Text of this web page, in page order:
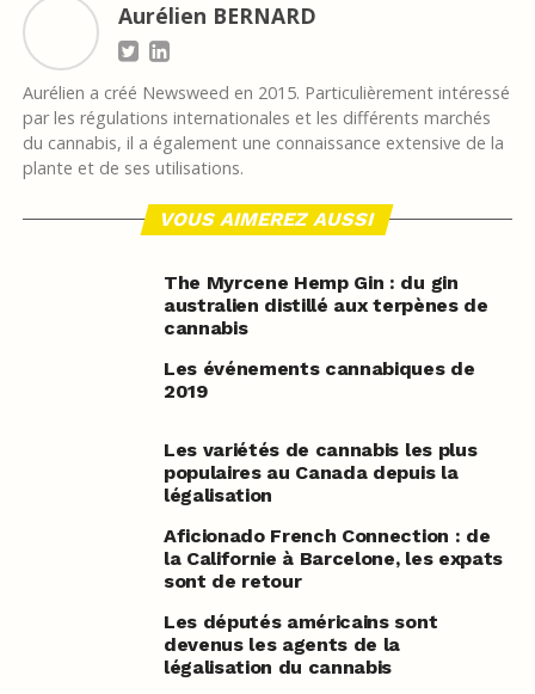
Aurélien BERNARD
Aurélien a créé Newsweed en 2015. Particulièrement intéressé
par les régulations internationales et les différents marchés
du cannabis, il a également une connaissance extensive de la
plante et de ses utilisations.
VOUS AIMEREZ AUSSI
The Myrcene Hemp Gin : du gin
australien distillé aux terpènes de
cannabis
Les événements cannabiques de
2019
Les variétés de cannabis les plus
populaires au Canada depuis la
légalisation
Aficionado French Connection : de
la Californie à Barcelone, les expats
sont de retour
Les députés américains sont
devenus les agents de la
légalisation du cannabis